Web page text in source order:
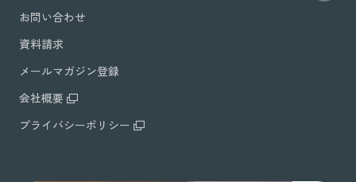
お問い合わせ
資料請求
メールマガジン登録
会社概要
プライバシーポリシー